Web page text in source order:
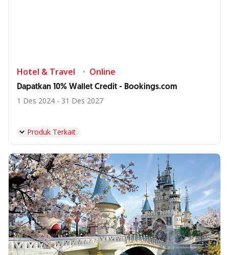
Hotel & Travel Online
Dapatkan 10% Wallet Credit - Bookings.com
1 Des 2024 - 31 Des 2027
Produk Terkait